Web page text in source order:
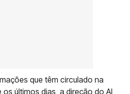
que têm circulado na
últimos dias, a direção do Al